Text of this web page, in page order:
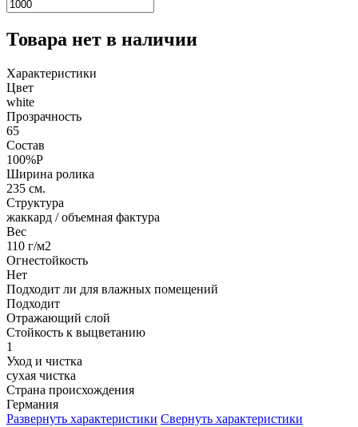
Товара нет в наличии
Характеристики
Цвет
white
Прозрачность
65
Состав
100%P
Ширина ролика
235 см.
Структура
жаккард / объемная фактура
Вес
110 г/м2
Огнестойкость
Нет
Подходит ли для влажных помещений
Подходит
Отражающий слой
Стойкость к выцветанию
1
Уход и чистка
сухая чистка
Страна происхождения
Германия
Развернуть характеристики Свернуть характеристики